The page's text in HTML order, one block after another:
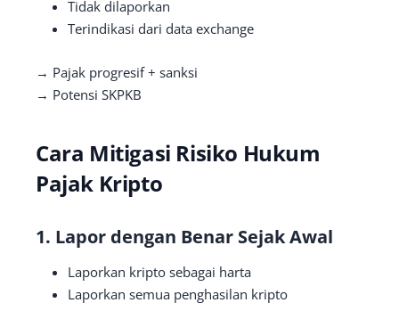
Tidak dilaporkan
Terindikasi dari data exchange
→ Pajak progresif + sanksi
→ Potensi SKPKB
Cara Mitigasi Risiko Hukum
Pajak Kripto
1. Lapor dengan Benar Sejak Awal
Laporkan kripto sebagai harta
Laporkan semua penghasilan kripto